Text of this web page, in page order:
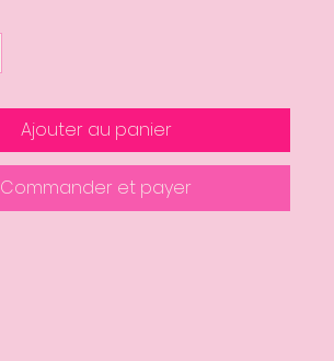
Ajouter au panier
Commander et payer